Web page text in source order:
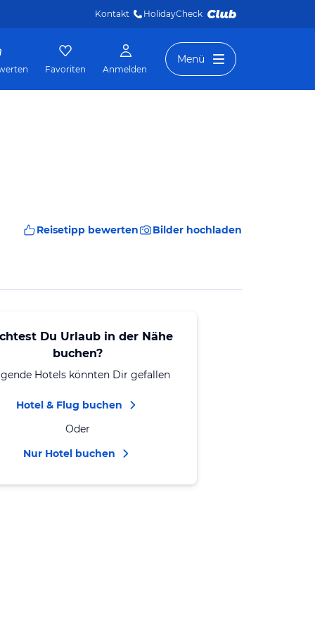
Kontakt HolidayCheck
Favoriten Anmelden
Menü
Reisetipp bewerten Bilder hochladen
Du Urlaub in der Nähe
buchen?
Hotels könnten Dir gefallen
Hotel & Flug buchen
Oder
Nur Hotel buchen